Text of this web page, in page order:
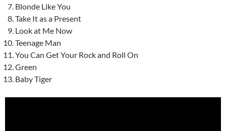
Blonde Like You
Take It as a Present
Look at Me Now
Teenage Man
You Can Get Your Rock and Roll On
Green
Baby Tiger